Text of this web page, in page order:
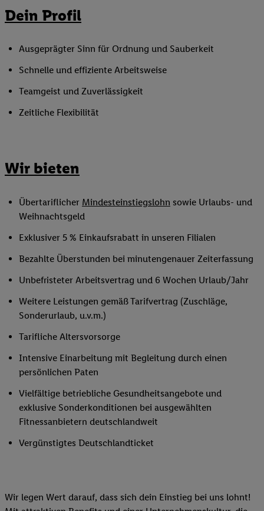
Dein Profil
Ausgeprägter Sinn für Ordnung und Sauberkeit
Schnelle und effiziente Arbeitsweise
Teamgeist und Zuverlässigkeit
Zeitliche Flexibilität
Wir bieten
Übertariflicher Mindesteinstiegslohn sowie Urlaubs- und
Weihnachtsgeld
Exklusiver 5 % Einkaufsrabatt in unseren Filialen
Bezahlte Überstunden bei minutengenauer Zeiterfassung
Unbefristeter Arbeitsvertrag und 6 Wochen Urlaub/Jahr
Weitere Leistungen gemäß Tarifvertrag (Zuschläge,
Sonderurlaub, u.v.m.)
Tarifliche Altersvorsorge
Intensive Einarbeitung mit Begleitung durch einen
persönlichen Paten
Vielfältige betriebliche Gesundheitsangebote und
exklusive Sonderkonditionen bei ausgewählten
Fitnessanbietern deutschlandweit
Vergünstigtes Deutschlandticket
Wir legen Wert darauf, dass sich dein Einstieg bei uns lohnt!